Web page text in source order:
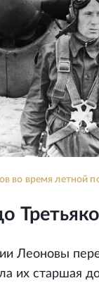
во время летной
Леоновы
их старшая